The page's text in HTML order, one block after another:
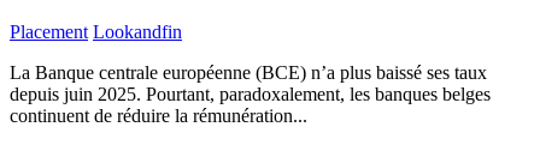
Placement Lookandfin
La Banque centrale européenne (BCE) n’a plus baissé ses taux
depuis juin 2025. Pourtant, paradoxalement, les banques belges
continuent de réduire la rémunération...